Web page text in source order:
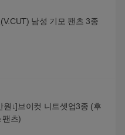
남성 기모 팬츠 3종
↓]브이컷 니트셋업3종 (후
팬츠)